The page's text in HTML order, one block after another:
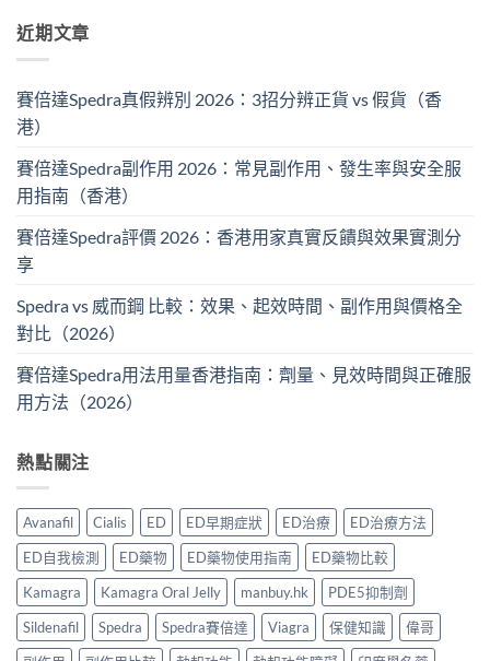
近期文章
賽倍達Spedra真假辨別 2026：3招分辨正貨 vs 假貨（香
港）
賽倍達Spedra副作用 2026：常見副作用、發生率與安全服
用指南（香港）
賽倍達Spedra評價 2026：香港用家真實反饋與效果實測分
享
Spedra vs 威而鋼 比較：效果、起效時間、副作用與價格全
對比（2026）
賽倍達Spedra用法用量香港指南：劑量、見效時間與正確服
用方法（2026）
熱點關注
Avanafil Cialis ED ED早期症狀 ED治療
ED治療方法
ED自我檢測
ED藥物 ED藥物使用指南
ED藥物比較
Kamagra
Kamagra Oral Jelly manbuy.hk
PDE5抑制劑
Sildenafil
Spedra Spedra賽倍達 Viagra 保健知識
偉哥